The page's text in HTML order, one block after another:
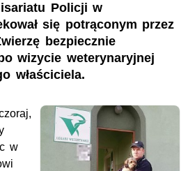
Policji w
się potrąconym przez
bezpiecznie
wizycie weterynaryjnej
właściciela.
w